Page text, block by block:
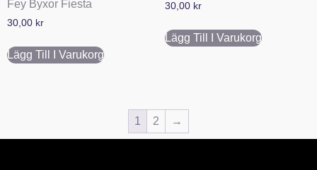
Fey Byxor Fiesta
30,00 kr
Lägg Till I Varukorg
30,00 kr
Lägg Till I Varukorg
1 2 →